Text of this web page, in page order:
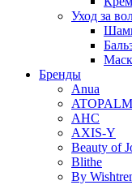
Уход за
Бренды
Anua
ATOPALM
AHC
AXIS-Y
Beauty of
Blithe
By